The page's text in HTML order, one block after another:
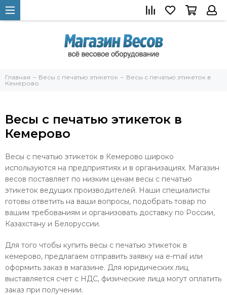
Главная Весы с печатью этикеток
Весы с печатью этикеток в
Кемерово
Весы с печатью этикеток в
Кемерово
Весы с печатью этикеток в Кемерово широко
используются на предприятиях и в организациях. Магазин
весов поставляет по низким ценам весы с печатью
этикеток ведущих производителей. Наши специалисты
готовы ответить на ваши вопросы, подобрать товар по
вашим требованиям и организовать доставку по России,
Казахстану и Белоруссии.
Для того чтобы купить весы с печатью этикеток в
кемерово, предлагаем отправить заявку на e-mail или
оформить заказ в магазине. Для юридических лиц
выставляется счет с НДС, физические лица могут оплатить
заказ при получении.